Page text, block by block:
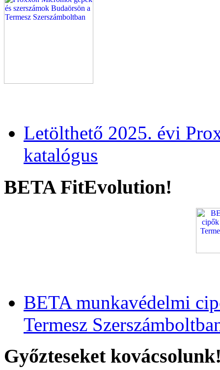
Letölthető 2025. évi
katalógus
BETA FitEvolution!
BETA munkavédelmi
Termesz
Győzteseket